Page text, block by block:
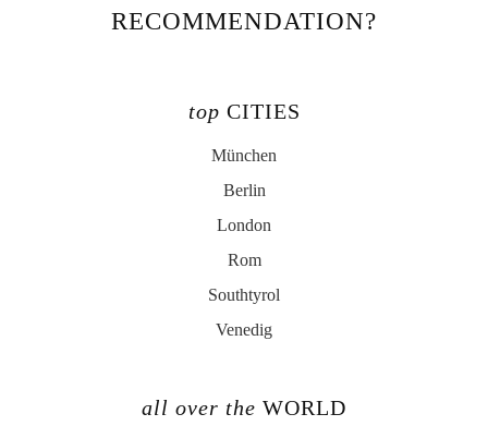
RECOMMENDATION?
top CITIES
München
Berlin
London
Rom
Southtyrol
Venedig
all over the WORLD